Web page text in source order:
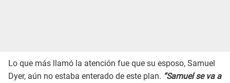
Lo que más llamó la atención fue que su esposo, Samuel
Dyer, aún no estaba enterado de este plan. “Samuel se va a